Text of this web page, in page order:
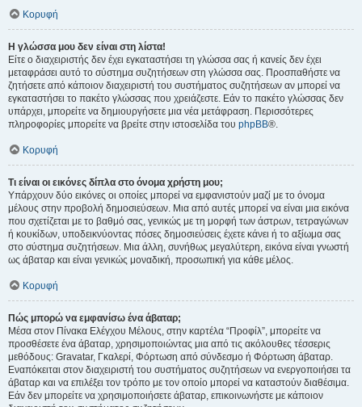
Κορυφή
Η γλώσσα μου δεν είναι στη λίστα!
Είτε ο διαχειριστής δεν έχει εγκαταστήσει τη γλώσσα σας ή κανείς δεν έχει
μεταφράσει αυτό το σύστημα συζητήσεων στη γλώσσα σας. Προσπαθήστε να
ζητήσετε από κάποιον διαχειριστή του συστήματος συζητήσεων αν μπορεί να
εγκαταστήσει το πακέτο γλώσσας που χρειάζεστε. Εάν το πακέτο γλώσσας δεν
υπάρχει, μπορείτε να δημιουργήσετε μια νέα μετάφραση. Περισσότερες
πληροφορίες μπορείτε να βρείτε στην ιστοσελίδα του phpBB®.
Κορυφή
Τι είναι οι εικόνες δίπλα στο όνομα χρήστη μου;
Υπάρχουν δύο εικόνες οι οποίες μπορεί να εμφανιστούν μαζί με το όνομα
μέλους στην προβολή δημοσιεύσεων. Μια από αυτές μπορεί να είναι μια εικόνα
που σχετίζεται με το βαθμό σας, γενικώς με τη μορφή των άστρων, τετραγώνων
ή κουκίδων, υποδεικνύοντας πόσες δημοσιεύσεις έχετε κάνει ή το αξίωμα σας
στο σύστημα συζητήσεων. Μια άλλη, συνήθως μεγαλύτερη, εικόνα είναι γνωστή
ως άβαταρ και είναι γενικώς μοναδική, προσωπική για κάθε μέλος.
Κορυφή
Πώς μπορώ να εμφανίσω ένα άβαταρ;
Μέσα στον Πίνακα Ελέγχου Μέλους, στην καρτέλα “Προφίλ”, μπορείτε να
προσθέσετε ένα άβαταρ, χρησιμοποιώντας μια από τις ακόλουθες τέσσερις
μεθόδους: Gravatar, Γκαλερί, Φόρτωση από σύνδεσμο ή Φόρτωση άβαταρ.
Εναπόκειται στον διαχειριστή του συστήματος συζητήσεων να ενεργοποιήσει τα
άβαταρ και να επιλέξει τον τρόπο με τον οποίο μπορεί να καταστούν διαθέσιμα.
Εάν δεν μπορείτε να χρησιμοποιήσετε άβαταρ, επικοινωνήστε με κάποιον